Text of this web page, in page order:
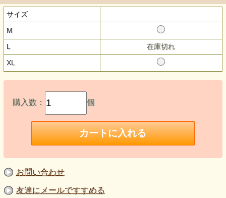
サイズ
M
L 在庫切れ
XL
購入数： 個
お問い合わせ
友達にメールですすめる